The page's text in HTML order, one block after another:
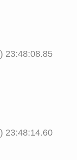
23:48:08.85
23:48:14.60